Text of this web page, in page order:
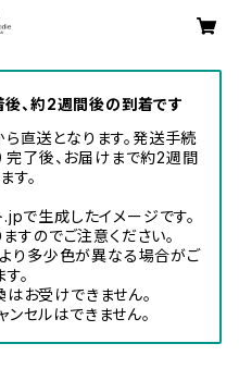
、約2週間後の到着です
直送となります。発送手続
完了後、お届けまで約2週間
す。
で生成したイメージです。
すのでご注意ください。
り多少色が異なる場合がご
。
お受けできません。
セルはできません。